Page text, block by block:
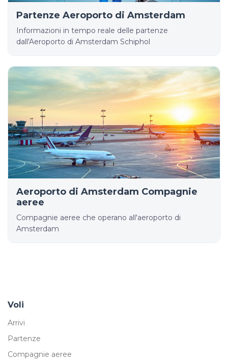
Partenze Aeroporto di Amsterdam
Informazioni in tempo reale delle partenze
dall'Aeroporto di Amsterdam Schiphol
Aeroporto di Amsterdam Compagnie
aeree
Compagnie aeree che operano all'aeroporto di
Amsterdam
Voli
Arrivi
Partenze
Compagnie aeree